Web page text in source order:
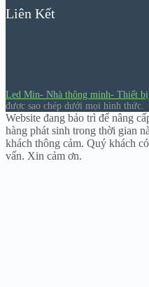
Liên Kết
Led Min- Nhà thông minh- Thiết bị
được sao chép dưới mọi hình thức.
Website đang bảo trì để nâng
hàng phát sinh trong thời gian
khách thông cảm. Quý khách
vấn. Xin cảm ơn.